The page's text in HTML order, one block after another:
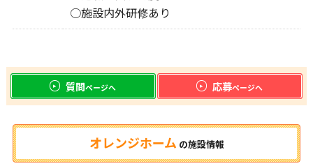
○施設内外研修あり
質問ページへ 応募ページへ
オレンジホーム の施設情報